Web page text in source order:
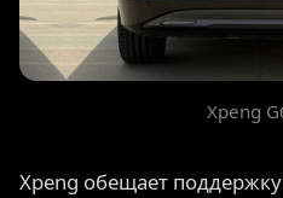
Xpeng
Xpeng обещает